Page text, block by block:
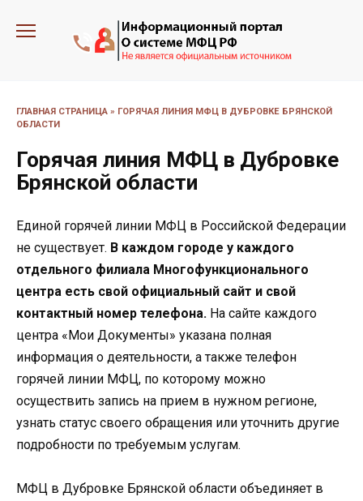
содержанию
ГЛАВНАЯ СТРАНИЦА » ГОРЯЧАЯ ЛИНИЯ МФЦ В ДУБРОВКЕ БРЯНСКОЙ
ОБЛАСТИ
Горячая линия МФЦ в Дубровке
Брянской области
Единой горячей линии МФЦ в Российской Федерации
не существует. В каждом городе у каждого
отдельного филиала Многофункционального
центра есть свой официальный сайт и свой
контактный номер телефона. На сайте каждого
центра «Мои Документы» указана полная
информация о деятельности, а также телефон
горячей линии МФЦ, по которому можно
осуществить запись на прием в нужном регионе,
узнать статус своего обращения или уточнить другие
подробности по требуемым услугам.
МФЦ в Дубровке Брянской области объединяет в